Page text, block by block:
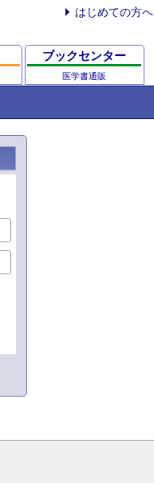
はじめての方へ
ブックセンター
医学書通販